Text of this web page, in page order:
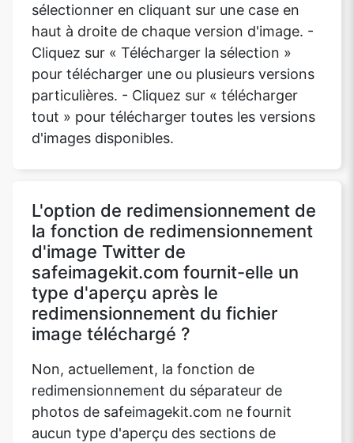
sélectionner en cliquant sur une case en
haut à droite de chaque version d'image. -
Cliquez sur « Télécharger la sélection »
pour télécharger une ou plusieurs versions
particulières. - Cliquez sur « télécharger
tout » pour télécharger toutes les versions
d'images disponibles.
L'option de redimensionnement de
la fonction de redimensionnement
d'image Twitter de
safeimagekit.com fournit-elle un
type d'aperçu après le
redimensionnement du fichier
image téléchargé ?
Non, actuellement, la fonction de
redimensionnement du séparateur de
photos de safeimagekit.com ne fournit
aucun type d'aperçu des sections de